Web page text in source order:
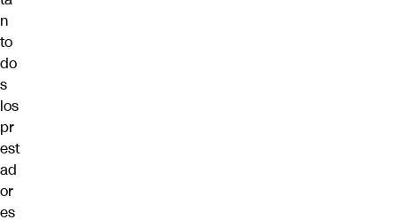
n
to
do
s
los
pr
est
ad
or
es